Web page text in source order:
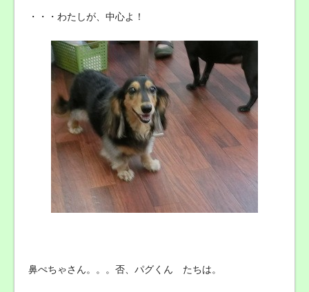
・・・わたしが、中心よ！
鼻ぺちゃさん。。。否、パグくん たちは。